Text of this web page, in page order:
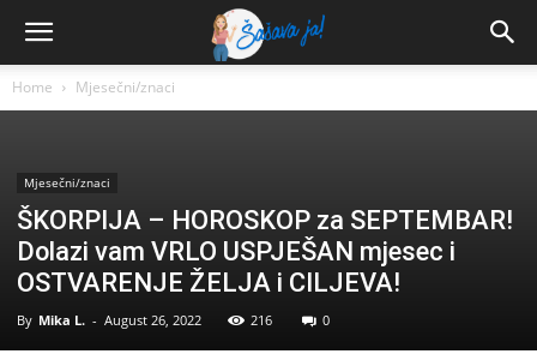
Home Mjesečni/znaci
Mjesečni/znaci
ŠKORPIJA – HOROSKOP za SEPTEMBAR!
Dolazi vam VRLO USPJEŠAN mjesec i
OSTVARENJE ŽELJA i CILJEVA!
By Mika L. - August 26, 2022 216 0